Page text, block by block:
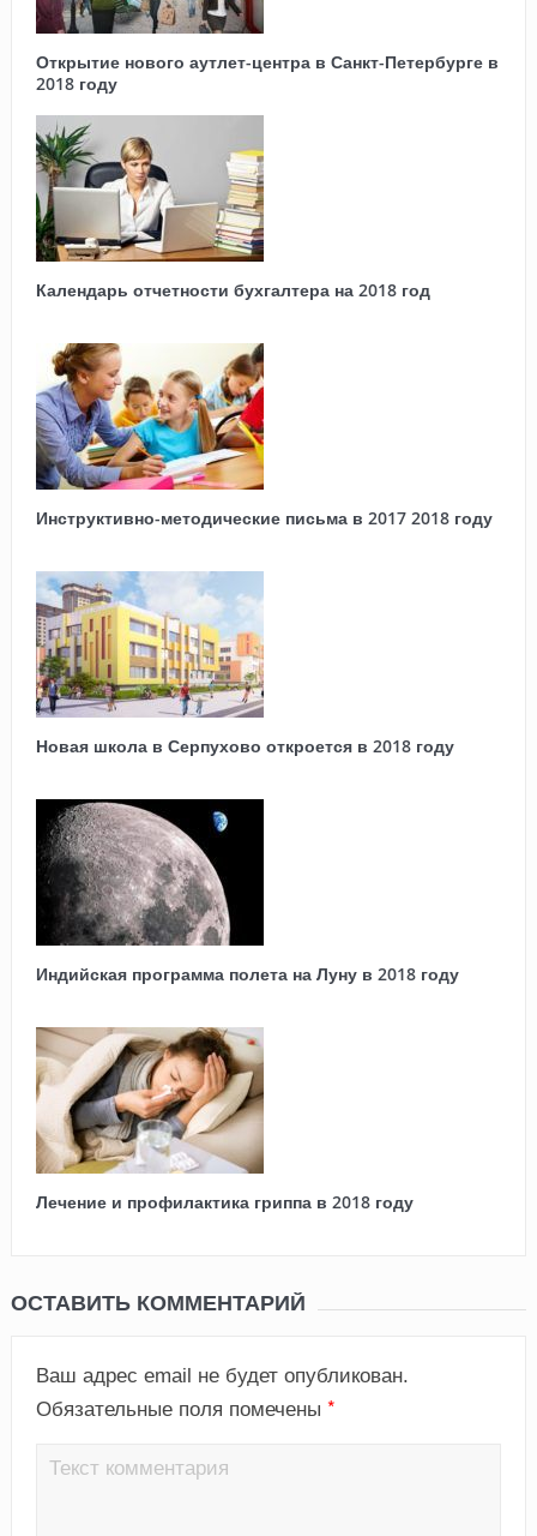
Открытие нового аутлет-центра в Санкт-Петербурге в
2018 году
Календарь отчетности бухгалтера на 2018 год
Инструктивно-методические письма в 2017 2018 году
Новая школа в Серпухово откроется в 2018 году
Индийская программа полета на Луну в 2018 году
Лечение и профилактика гриппа в 2018 году
ОСТАВИТЬ КОММЕНТАРИЙ
Ваш адрес email не будет опубликован.
Обязательные поля помечены *